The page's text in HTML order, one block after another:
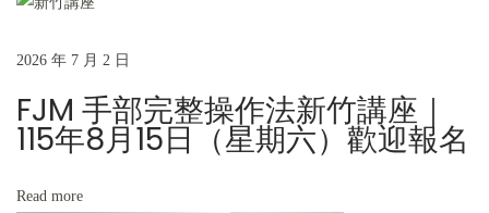
p
s
t
:
級
耕
莘
校
2026 年 7 月 2 日
FJM 手部完整操作法新竹講座｜
115年8月15日（星期六）歡迎報名
Read more